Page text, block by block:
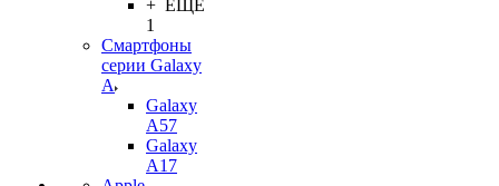
+ ЕЩЕ
1
Смартфоны
серии Galaxy
A
Galaxy
A57
Galaxy
A17